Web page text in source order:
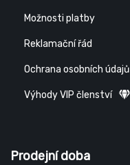
Možnosti platby
Reklamační řád
Ochrana osobních údajů
Výhody VIP členství
Prodejní doba